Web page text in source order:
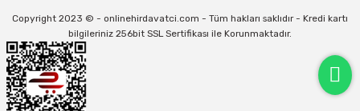
Copyright 2023 © - onlinehirdavatci.com - Tüm hakları saklıdır - Kredi kartı
bilgileriniz 256bit SSL Sertifikası ile Korunmaktadır.